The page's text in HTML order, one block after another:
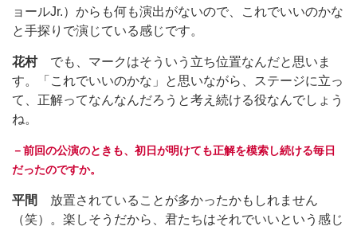
ョールJr.）からも何も演出がないので、これでいいのかな
と手探りで演じている感じです。
花村でも、マークはそういう立ち位置なんだと思いま
す。「これでいいのかな」と思いながら、ステージに立っ
て、正解ってなんなんだろうと考え続ける役なんでしょう
ね。
－前回の公演のときも、初日が明けても正解を模索し続ける毎日
だったのですか。
平間
放置されていることが多かったかもしれません
（笑）。楽しそうだから、君たちはそれでいいという感じ